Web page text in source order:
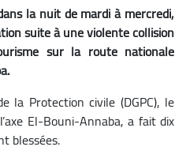
la nuit de mardi à mercredi,
suite à une violente collision
sur la route nationale
la Protection civile (DGPC), le
El-Bouni-Annaba, a fait dix
blessées.